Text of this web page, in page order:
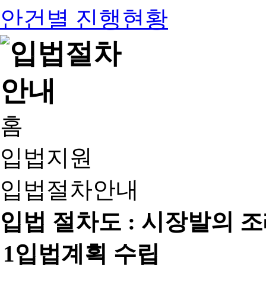
안건별 진행현황
홈
입법지원
입법절차안내
입법 절차도 : 시장발의
1입법계획 수립